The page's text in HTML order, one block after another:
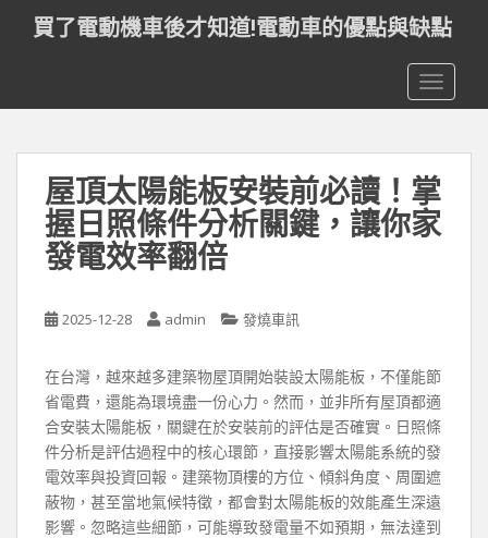
t
買了電動機車後才知道!電動車的優點與缺點
屋頂太陽能板安裝前必讀！掌
握日照條件分析關鍵，讓你家
發電效率翻倍
2025-12-28 admin 發燒車訊
在台灣，越來越多建築物屋頂開始裝設太陽能板，不僅能節
省電費，還能為環境盡一份心力。然而，並非所有屋頂都適
合安裝太陽能板，關鍵在於安裝前的評估是否確實。日照條
件分析是評估過程中的核心環節，直接影響太陽能系統的發
電效率與投資回報。建築物頂樓的方位、傾斜角度、周圍遮
蔽物，甚至當地氣候特徵，都會對太陽能板的效能產生深遠
影響。忽略這些細節，可能導致發電量不如預期，無法達到